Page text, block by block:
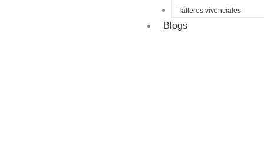
Talleres vivenciales
Blogs